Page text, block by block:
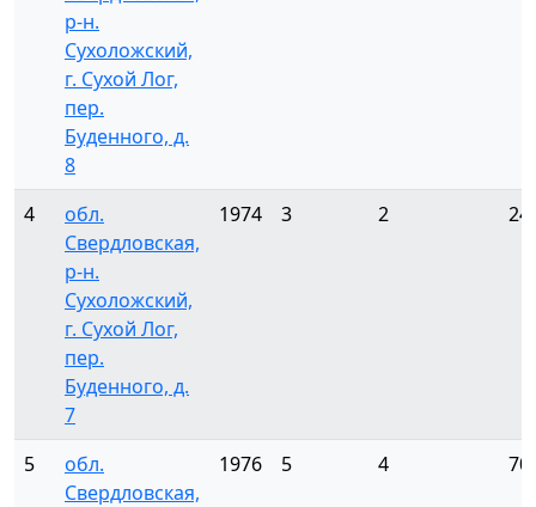
р-н.
Сухоложский,
г. Сухой Лог,
пер.
Буденного, д.
8
4
обл.
Свердловская,
р-н.
Сухоложский,
г. Сухой Лог,
пер.
Буденного, д.
7
1974 3 2 24
5
обл.
Свердловская,
1976 5 4 70